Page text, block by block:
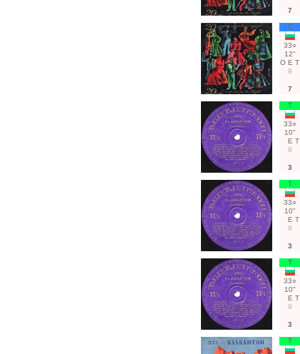
7
С
33○
12"
О Е Т
9
7
Т
33○
10"
Е Т
9
3
Т
33○
10"
Е Т
9
3
Т
33○
10"
Е Т
9
3
Т